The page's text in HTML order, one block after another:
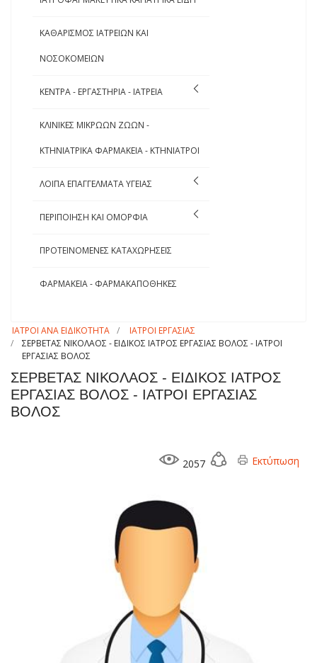
ΚΑΘΑΡΙΣΜΟΣ ΙΑΤΡΕΙΩΝ ΚΑΙ
ΝΟΣΟΚΟΜΕΙΩΝ
ΚΕΝΤΡΑ - ΕΡΓΑΣΤΗΡΙΑ - ΙΑΤΡΕΙΑ
ΚΛΙΝΙΚΕΣ ΜΙΚΡΩΩΝ ΖΩΩΝ -
ΚΤΗΝΙΑΤΡΙΚΑ ΦΑΡΜΑΚΕΙΑ - ΚΤΗΝΙΑΤΡΟΙ
ΛΟΙΠΑ ΕΠΑΓΓΕΛΜΑΤΑ ΥΓΕΙΑΣ
ΠΕΡΙΠΟΙΗΣΗ ΚΑΙ ΟΜΟΡΦΙΑ
ΠΡΟΤΕΙΝΟΜΕΝΕΣ ΚΑΤΑΧΩΡΗΣΕΙΣ
ΦΑΡΜΑΚΕΙΑ - ΦΑΡΜΑΚΑΠΟΘΗΚΕΣ
ΙΑΤΡΟΙ ΑΝΑ ΕΙΔΙΚΟΤΗΤΑ
ΙΑΤΡΟΙ ΕΡΓΑΣΙΑΣ
ΣΕΡΒΕΤΑΣ ΝΙΚΟΛΑΟΣ - ΕΙΔΙΚΟΣ ΙΑΤΡΟΣ ΕΡΓΑΣΙΑΣ ΒΟΛΟΣ - ΙΑΤΡΟΙ
ΕΡΓΑΣΙΑΣ ΒΟΛΟΣ
ΣΕΡΒΕΤΑΣ ΝΙΚΟΛΑΟΣ - ΕΙΔΙΚΟΣ ΙΑΤΡΟΣ
ΕΡΓΑΣΙΑΣ ΒΟΛΟΣ - ΙΑΤΡΟΙ ΕΡΓΑΣΙΑΣ
ΒΟΛΟΣ
2057 Εκτύπωση